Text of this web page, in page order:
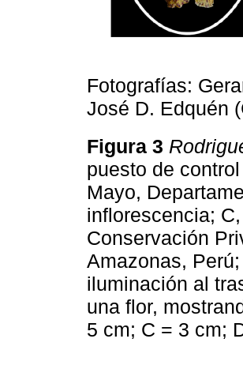
Fotografías:
José D. Edquén
Figura 3
puesto de
Mayo,
inflorescencia;
Conservación
Amazonas,
iluminación al
una flor,
5 cm; C = 3 cm;